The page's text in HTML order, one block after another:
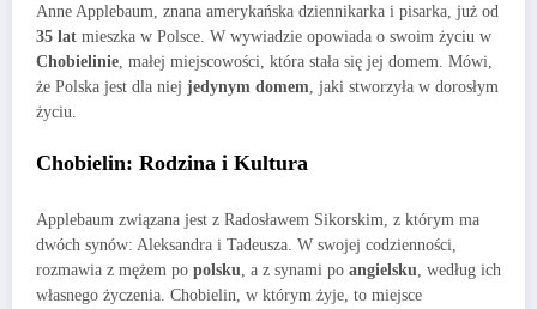
Anne Applebaum, znana amerykańska dziennikarka i pisarka, już od
35 lat mieszka w Polsce. W wywiadzie opowiada o swoim życiu w
Chobielinie , małej miejscowości, która stała się jej domem. Mówi,
że Polska jest dla niej jedynym domem , jaki stworzyła w dorosłym
życiu.
Chobielin: Rodzina i Kultura
Applebaum związana jest z Radosławem Sikorskim, z którym ma
dwóch synów: Aleksandra i Tadeusza. W swojej codzienności,
rozmawia z mężem po polsku , a z synami po angielsku , według ich
własnego życzenia. Chobielin, w którym żyje, to miejsce